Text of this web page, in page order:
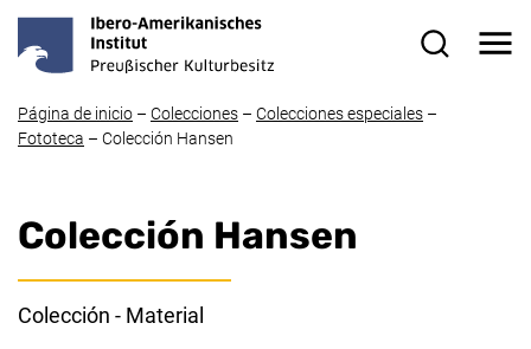
Página de inicio – Colecciones – Colecciones especiales –
Fototeca – Colección Hansen
Colección Hansen
Colección - Material